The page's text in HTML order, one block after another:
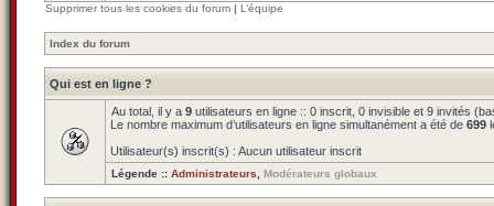
Supprimer tous les cookies du forum | L’équipe
Index du forum
Qui est en ligne ?
Au total, il y a 9 utilisateurs en ligne :: 0 inscrit, 0 invisible et 9 invités
Le nombre maximum d’utilisateurs en ligne simultanément a été de 699
Utilisateur(s) inscrit(s) : Aucun utilisateur inscrit
Légende :: Administrateurs Modérateurs globaux